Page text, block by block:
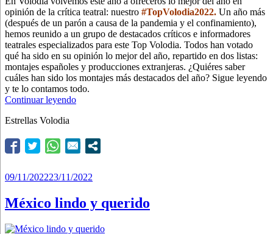
opinión de la crítica teatral: nuestro #TopVolodia2022. Un año más
(después de un parón a causa de la pandemia y el confinamiento),
hemos reunido a un grupo de destacados críticos e informadores
teatrales especializados para este Top Volodia. Todos han votado
qué ha sido en su opinión lo mejor del año, repartido en dos listas:
montajes españoles y producciones extranjeras. ¿Quiéres saber
cuáles han sido los montajes más destacados del año? Sigue leyendo
y te lo contamos todo.
Continuar leyendo“Top
han
sido
mejores
del
año”
Estrellas Volodia
Publicado
09/11/202223/11/2022
México lindo y querido